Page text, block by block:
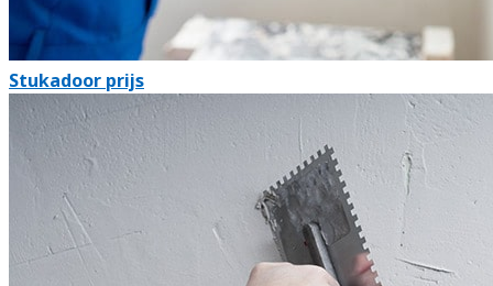
Stukadoor prijs